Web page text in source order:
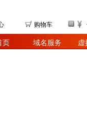
购物车
页 域名服务 虚